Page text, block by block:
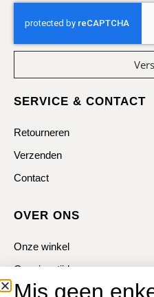
SERVICE & CONTACT
Retourneren
Verzenden
Contact
OVER ONS
Onze winkel
Openingstijden
Koopzondagen
Mis geen